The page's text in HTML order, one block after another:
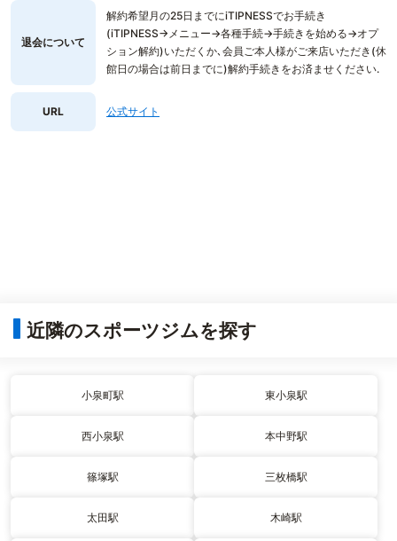
退会について
解約希望月の25日までにiTIPNESSでお手続き
(iTIPNESS→メニュー→各種手続→手続きを始める→オプ
ション解約)いただくか､会員ご本人様がご来店いただき(休
館日の場合は前日までに)解約手続きをお済ませください.
URL 公式サイト
近隣のスポーツジムを探す
小泉町駅 東小泉駅
西小泉駅 本中野駅
篠塚駅 三枚橋駅
太田駅 木崎駅